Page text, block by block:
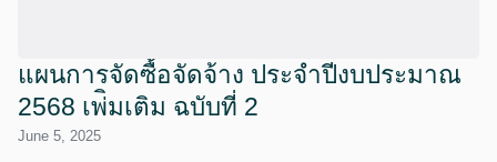
แผนการจัดซื้อจัดจ้าง ประจำปีงบประมาณ
2568 เพ่ิมเติม ฉบับที่ 2
June 5, 2025